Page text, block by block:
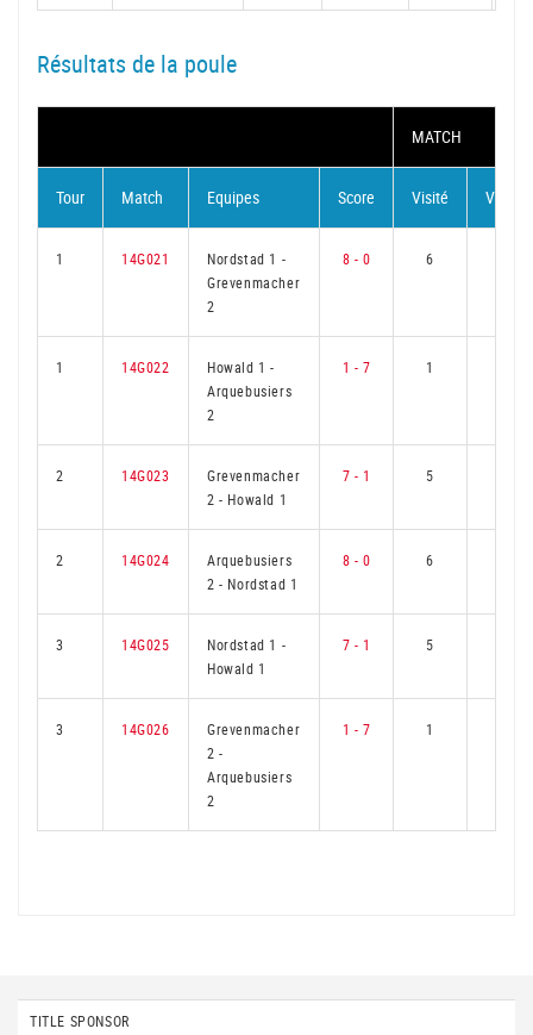
Résultats de la poule
MATCH
Tour Match Equipes Score Visité
1 14G021 Nordstad 1 -
Grevenmacher
2
8 - 0 6
1 14G022 Howald 1-
Arquebusiers
2
1 - 7 1
2 14G023
Grevenmacher
2- Howald 1
7 - 1 5
2 14G024
Arquebusiers
2- Nordstad 1
8 - 0 6
3 14G025 Nordstad 1 -
Howald 1
7 - 1 5
3 14G026
Grevenmacher
2-
Arquebusiers
2
1 - 7 1
TITLE SPONSOR